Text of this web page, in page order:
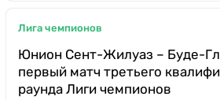
Лига чемпионов
Юнион Сент-Жилуаз – Буде-
первый матч третьего
раунда Лиги чемпионов